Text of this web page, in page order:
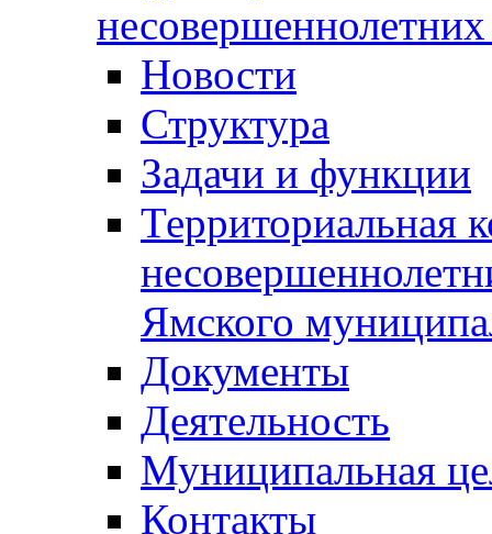
Новости
Структура
Задачи и функции
Территориальная
Ямского
Документы
Деятельность
Муниципальная
Контакты